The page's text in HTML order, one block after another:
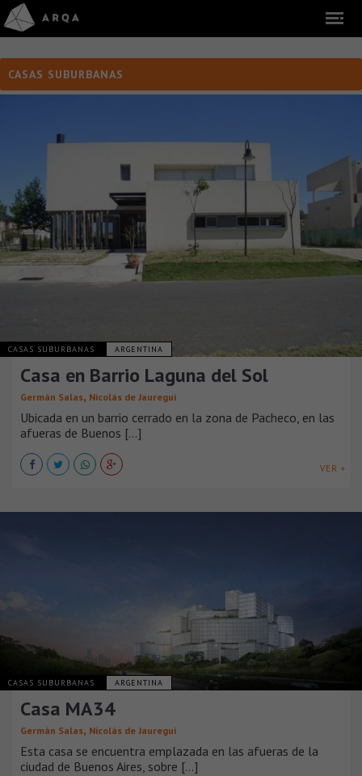
CASAS SUBURBANAS
CASAS SUBURBANAS ARGENTINA
Casa en Barrio Laguna del Sol
Germán Salas, Nicolás de Jauregui
Ubicada en un barrio cerrado en la zona de Pacheco, en las
afueras de Buenos [...]
VER +
CASAS SUBURBANAS ARGENTINA
Casa MA34
Germán Salas, Nicolás de Jauregui
Esta casa se encuentra emplazada en las afueras de la
ciudad de Buenos Aires, sobre [...]